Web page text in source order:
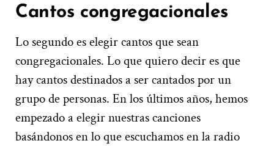
Cantos congregacionales
Lo segundo es elegir cantos que sean
congregacionales. Lo que quiero decir es que
hay cantos destinados a ser cantados por un
grupo de personas. En los últimos años, hemos
empezado a elegir nuestras canciones
basándonos en lo que escuchamos en la radio